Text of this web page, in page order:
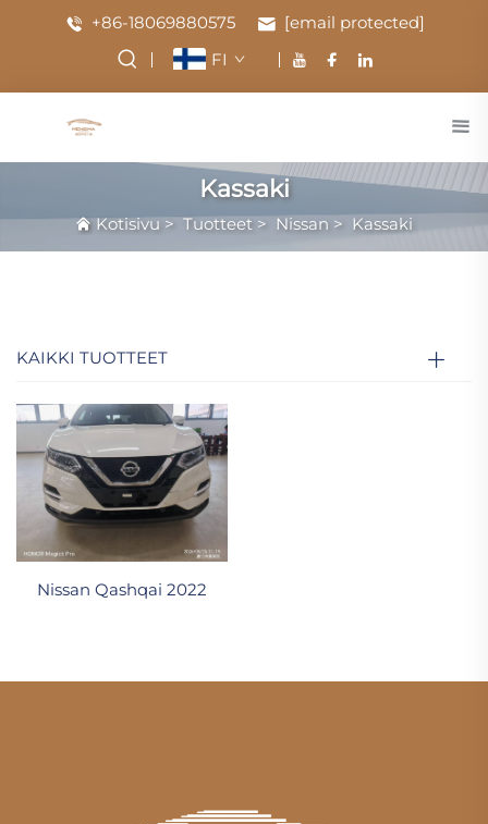
+86-18069880575
[email protected]
FI
Kassaki
Kotisivu > Tuotteet > Nissan > Kassaki
KAIKKI TUOTTEET
Nissan Qashqai 2022